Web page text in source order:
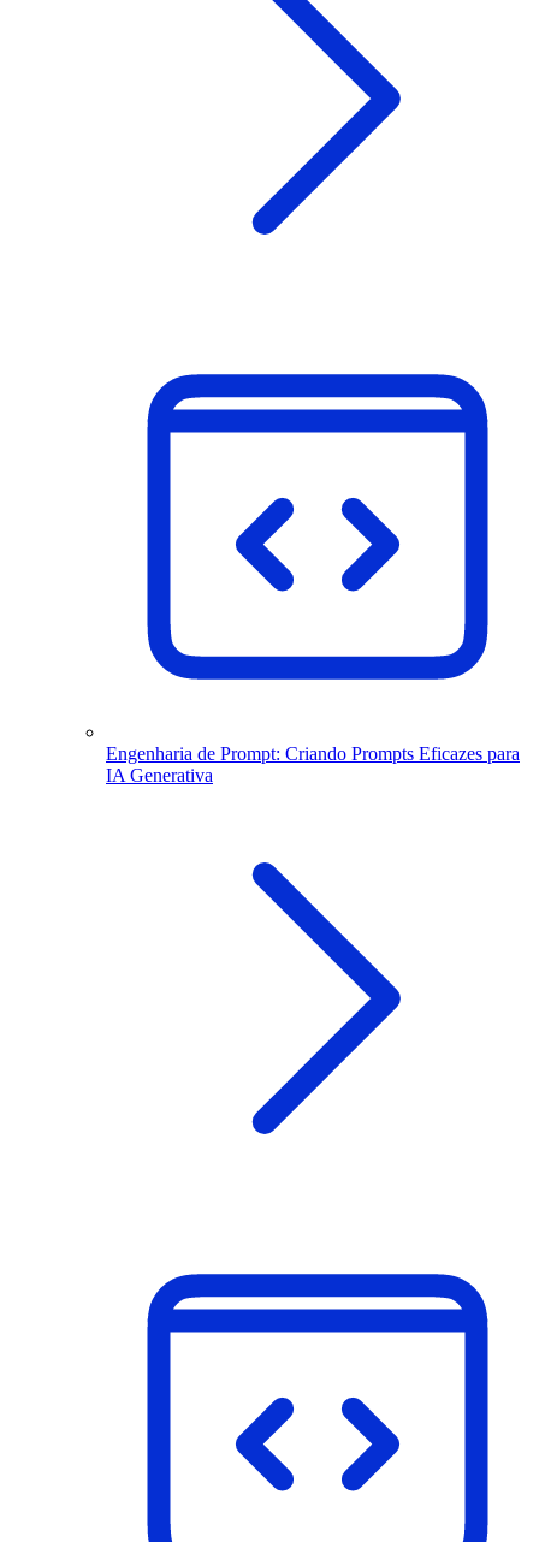
Engenharia de Prompt: Criando Prompts Eficazes para
IA Generativa